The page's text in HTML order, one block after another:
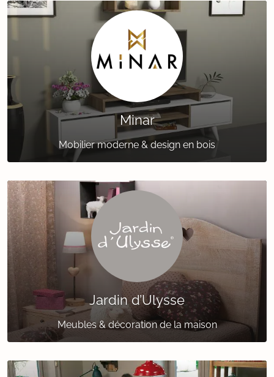
Minar
Mobilier moderne & design en bois
Jardin d’Ulysse
Meubles & décoration de la maison